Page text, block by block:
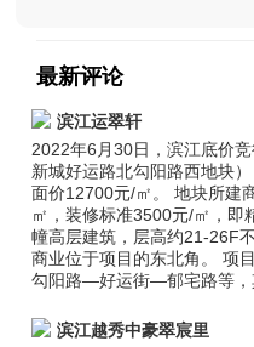
最新评论
滨江运翠轩
2022年6月30日，滨江底价
新城好运路北勾阳路西地块
面价12700元/㎡。 地块所建
㎡，装修标准3500元/㎡，即
幢高层建筑，层高约21-26F
商业位于项目的东北角。 项
勾阳路—好运街—郁宅路等，
滨江越秀中豪翠宸里